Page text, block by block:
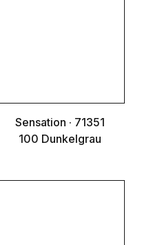
Sensation · 71351
100 Dunkelgrau